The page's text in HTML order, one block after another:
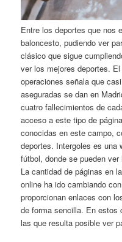
Entre los deportes que nos
baloncesto, pudiendo ver
clásico que sigue
ver los mejores deportes.
operaciones señala que
aseguradas se dan en
cuatro fallecimientos de
acceso a este tipo de
conocidas en este campo,
deportes. Intergoles es una
fútbol, donde se pueden
La cantidad de páginas en
online ha ido cambiando
proporcionan enlaces con
de forma sencilla. En estos
las que resulta posible ver